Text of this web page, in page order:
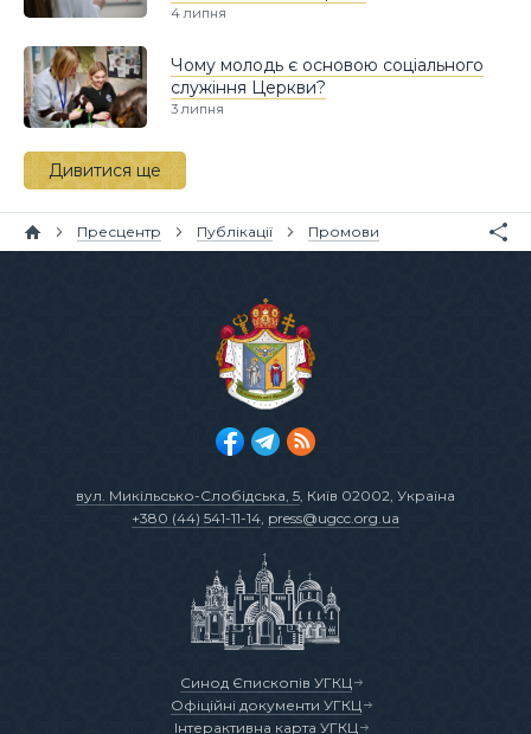
4 липня
Чому молодь є основою соціального
служіння Церкви?
3 липня
Дивитися ще
Пресцентр Публікації Промови
вул. Микільсько-Слобідська, 5, Київ 02002, Україна
+380 (44) 541-11-14, press@ugcc.org.ua
Синод Єпископів УГКЦ
Офіційні документи УГКЦ
Інтерактивна карта УГКЦ